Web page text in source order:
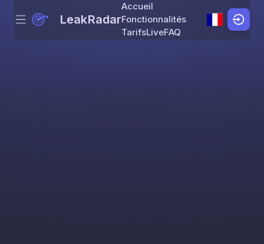
Skip to content
Menu LeakRadar
Accueil
Fonctionnalités
TarifsLiveFAQ